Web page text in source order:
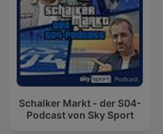
Schalker Markt - der S04-
Podcast von Sky Sport